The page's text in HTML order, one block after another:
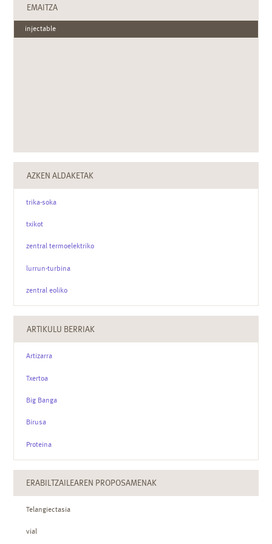
EMAITZA
injectable
AZKEN ALDAKETAK
trika-soka
txikot
zentral termoelektriko
lurrun-turbina
zentral eoliko
ARTIKULU BERRIAK
Artizarra
Txertoa
Big Banga
Birusa
Proteina
ERABILTZAILEAREN PROPOSAMENAK
Telangiectasia
vial